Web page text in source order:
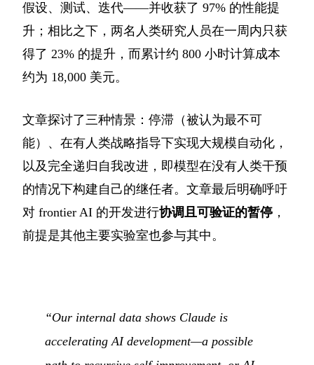
假设、测试、迭代——并收获了 97% 的性能提
升；相比之下，两名人类研究人员在一周内只获
得了 23% 的提升，而累计约 800 小时计算成本
约为 18,000 美元。
文章探讨了三种情景：停滞（被认为最不可
能）、在有人类战略指导下实现大规模自动化，
以及完全递归自我改进，即模型在没有人类干预
的情况下构建自己的继任者。文章最后明确呼吁
对 frontier AI 的开发进行协调且可验证的暂停 ，
前提是其他主要实验室也参与其中。
“Our internal data shows Claude is
accelerating AI development—a possible